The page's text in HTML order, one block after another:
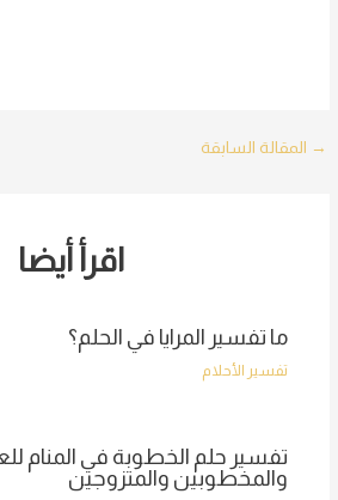
Post
→ المقالة السابقة
اقرأ أيضا
ما تفسير المرايا في الحلم؟
تفسير الأحلام
تفسير حلم الخطوبة في المنام
والمخطوبين والمتزوجين